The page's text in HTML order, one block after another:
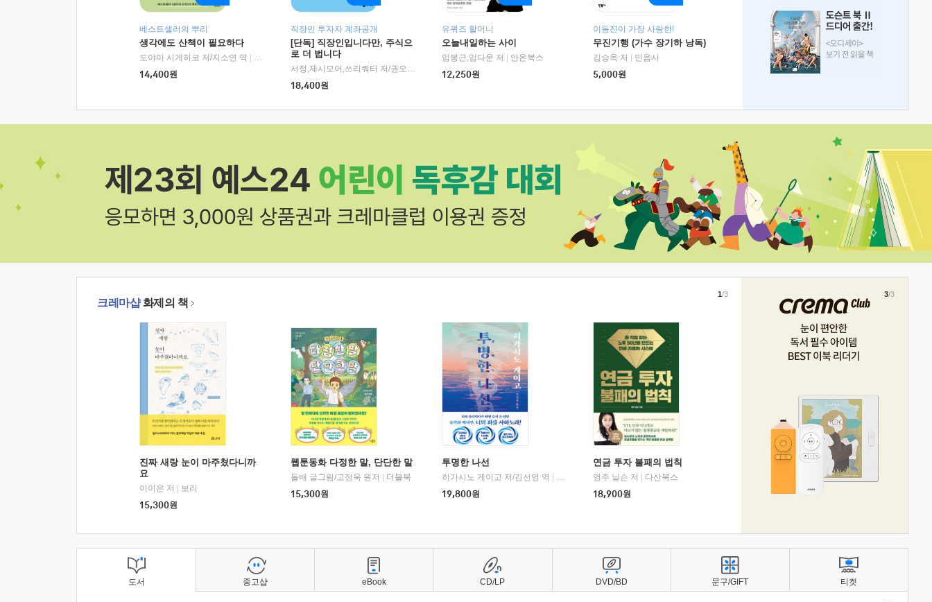
베스트셀러의 뿌리
생각에도 산책이 필요하다
도야마 시게히코 저/지소연 역
알에이치코리아(RHK)
14,400원
직장인 투자자 계좌공개
[단독] 직장인입니다만, 주식으
로 더 법니다
서정,제시모어,쓰리쿼터 저/권오태,시그널리포트 편
18,400원
유퀴즈 할머니
오늘내일하는 사이
임봉근,임다운 저
안온북스
12,250원
이동진이 가장 사랑한!
무진기행 (가수 장기하 낭독)
김승옥 저
민음사
5,000원
크레마샵화제의 책
진짜 새랑 눈이 마주쳤다니까
요
이이은 저
보리
15,300원
웹툰동화 다정한 말, 단단한 말
돌배 글그림/고정욱 원저
더블북
15,300원
투명한 나선
히가시노 게이고 저/김선영 역
북다
19,800원
연금 투자 불패의 법칙
영주 닐슨 저
다산북스
18,900원
1/3 3/3
도서 중고샵 eBook CD/LP DVD/BD 문구/GIFT 티켓